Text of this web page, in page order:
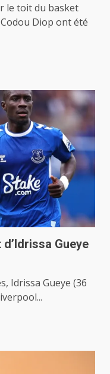
le toit du basket
Diop ont été
Gueye
Idrissa Gueye (36